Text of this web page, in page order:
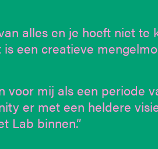
alles en je hoeft niet te
een creatieve
voor mij als een periode
er met een heldere
Lab binnen.”